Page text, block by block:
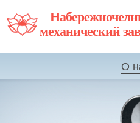
механический
О